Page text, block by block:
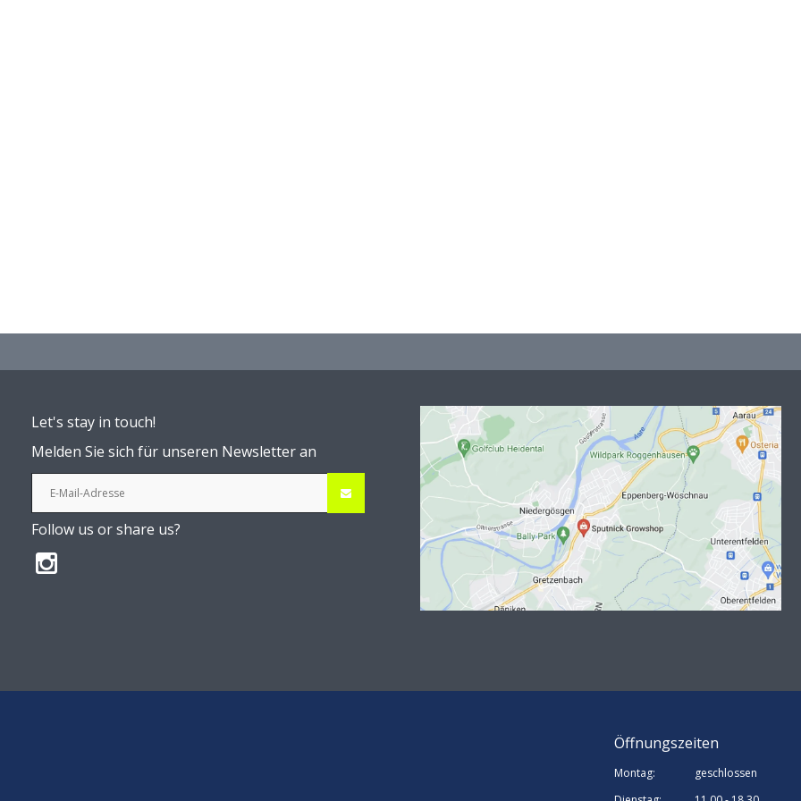
Let's stay in touch!
Melden Sie sich für unseren Newsletter an
Follow us or share us?
Öffnungszeiten
Montag:
geschlossen